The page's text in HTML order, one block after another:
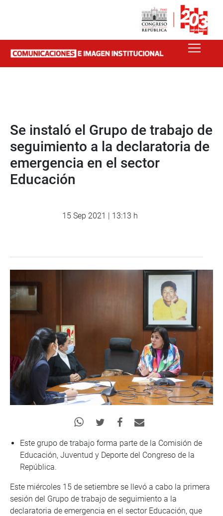
Se instaló el Grupo de trabajo de
seguimiento a la declaratoria de
emergencia en el sector
Educación
15 Sep 2021 | 13:13 h
Este grupo de trabajo forma parte de la Comisión de
Educación, Juventud y Deporte del Congreso de la
República.
Este miércoles 15 de setiembre se llevó a cabo la primera
sesión del Grupo de trabajo de seguimiento a la
declaratoria de emergencia en el sector Educación, que